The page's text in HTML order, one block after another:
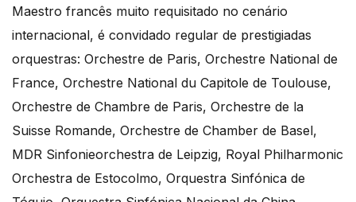
Maestro francês muito requisitado no cenário
internacional, é convidado regular de prestigiadas
orquestras: Orchestre de Paris, Orchestre National de
France, Orchestre National du Capitole de Toulouse,
Orchestre de Chambre de Paris, Orchestre de la
Suisse Romande, Orchestre de Chamber de Basel,
MDR Sinfonieorchestra de Leipzig, Royal Philharmonic
Orchestra de Estocolmo, Orquestra Sinfónica de